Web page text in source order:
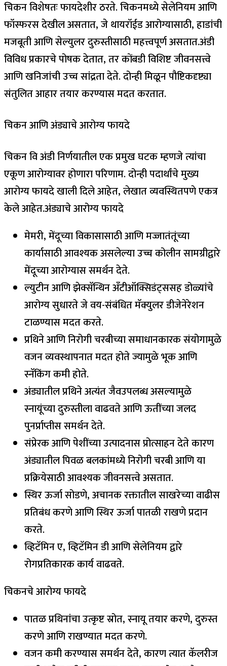
चिकन विशेषतः फायदेशीर ठरते. चिकनमध्ये सेलेनियम आणि
फॉस्फरस देखील असतात, जे थायरॉईड आरोग्यासाठी, हाडांची
मजबूती आणि सेल्युलर दुरुस्तीसाठी महत्त्वपूर्ण असतात.अंडी
विविध प्रकारचे पोषक देतात, तर कोंबडी विशिष्ट जीवनसत्त्वे
आणि खनिजांची उच्च सांद्रता देते. दोन्ही मिळून पौष्टिकदृष्ट्या
संतुलित आहार तयार करण्यास मदत करतात.
चिकन आणि अंड्याचे आरोग्य फायदे
चिकन वि अंडी निर्णयातील एक प्रमुख घटक म्हणजे त्यांचा
एकूण आरोग्यावर होणारा परिणाम. दोन्ही पदार्थांचे मुख्य
आरोग्य फायदे खाली दिले आहेत, लेखात व्यवस्थितपणे एकत्र
केले आहेत.अंड्याचे आरोग्य फायदे
मेमरी, मेंदूच्या विकासासाठी आणि मज्जातंतूंच्या
कार्यासाठी आवश्यक असलेल्या उच्च कोलीन सामग्रीद्वारे
मेंदूच्या आरोग्यास समर्थन देते.
ल्युटीन आणि झेक्सॅन्थिन अँटीऑक्सिडंट्ससह डोळ्यांचे
आरोग्य सुधारते जे वय-संबंधित मॅक्युलर डीजेनेरेशन
टाळण्यास मदत करते.
प्रथिने आणि निरोगी चरबीच्या समाधानकारक संयोगामुळे
वजन व्यवस्थापनात मदत होते ज्यामुळे भूक आणि
स्नॅकिंग कमी होते.
अंड्यातील प्रथिने अत्यंत जैवउपलब्ध असल्यामुळे
स्नायूंच्या दुरुस्तीला वाढवते आणि ऊतींच्या जलद
पुनर्प्राप्तीस समर्थन देते.
संप्रेरक आणि पेशींच्या उत्पादनास प्रोत्साहन देते कारण
अंड्यातील पिवळ बलकांमध्ये निरोगी चरबी आणि या
प्रक्रियेसाठी आवश्यक जीवनसत्त्वे असतात.
स्थिर ऊर्जा सोडणे, अचानक रक्तातील साखरेच्या वाढीस
प्रतिबंध करणे आणि स्थिर ऊर्जा पातळी राखणे प्रदान
करते.
व्हिटॅमिन ए, व्हिटॅमिन डी आणि सेलेनियम द्वारे
रोगप्रतिकारक कार्य वाढवते.
चिकनचे आरोग्य फायदे
पातळ प्रथिनांचा उत्कृष्ट स्रोत, स्नायू तयार करणे, दुरुस्त
करणे आणि राखण्यात मदत करणे.
वजन कमी करण्यास समर्थन देते, कारण त्यात कॅलरीज